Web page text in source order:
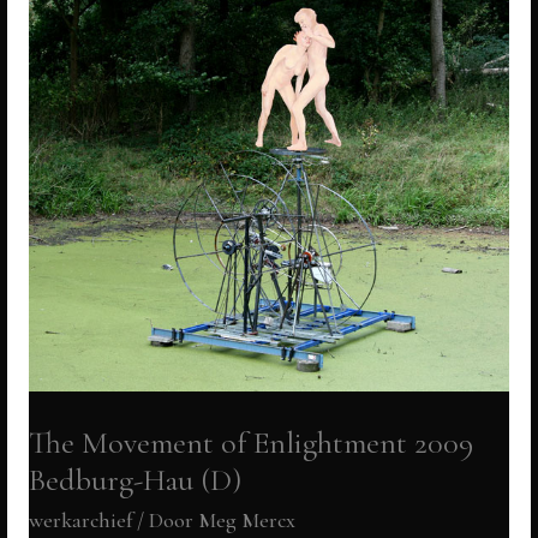
groeps
expo
KUNST
NL
The Movement of Enlightment 2009
Bedburg-Hau (D)
werkarchief/ Door Meg Mercx